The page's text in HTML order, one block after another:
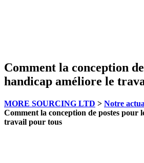
Comment la conception
handicap améliore le
MORE SOURCING LTD > Notre
Comment la conception de postes pour
travail pour tous